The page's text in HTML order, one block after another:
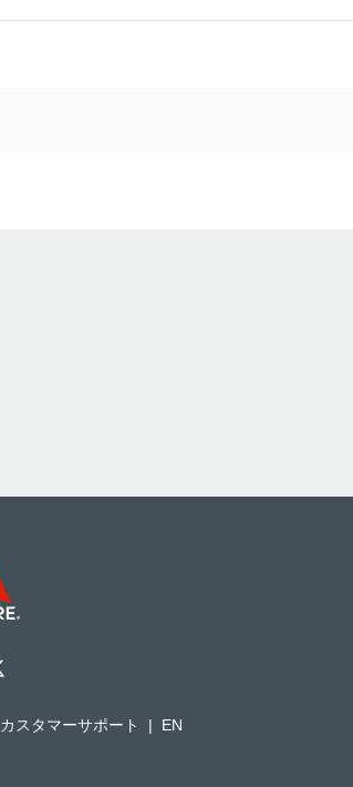
カスタマーサポート EN